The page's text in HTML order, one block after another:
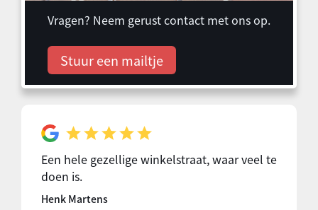
Vragen? Neem gerust contact met ons op.
Stuur een mailtje
Een hele gezellige winkelstraat, waar veel te
doen is.
Henk Martens